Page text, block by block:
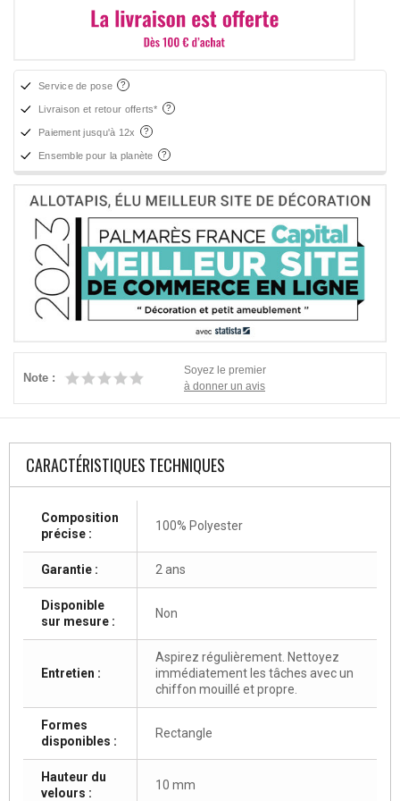
Service de pose
Livraison et retour offerts*
Paiement jusqu'à 12x
Ensemble pour la planète
Note :
Soyez le premier
à donner un avis
CARACTÉRISTIQUES TECHNIQUES
Composition
précise :
100% Polyester
Garantie : 2 ans
Disponible
sur mesure :
Non
Entretien :
Aspirez régulièrement. Nettoyez
immédiatement les tâches avec un
chiffon mouillé et propre.
Formes
disponibles :
Rectangle
Hauteur du
velours :
10 mm